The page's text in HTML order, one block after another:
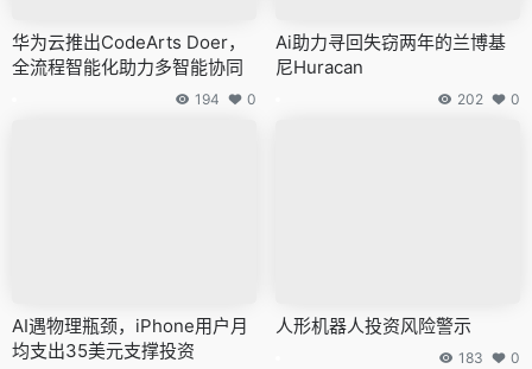
华为云推出CodeArts Doer，
全流程智能化助力多智能协同
194 0
Ai助力寻回失窃两年的兰博基
尼Huracan
202 0
AI遇物理瓶颈，iPhone用户月
均支出35美元支撑投资
人形机器人投资风险警示
183 0